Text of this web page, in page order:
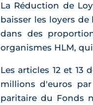
La Réduction de
baisser les loyers
dans des
organismes HLM,
Les articles 12 et
millions d'euros
paritaire du Fonds